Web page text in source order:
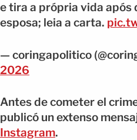
e tira a própria vida após
esposa; leia a carta.
— coringapolitico
2026
Antes de cometer el
publicó un extenso
Instagram.